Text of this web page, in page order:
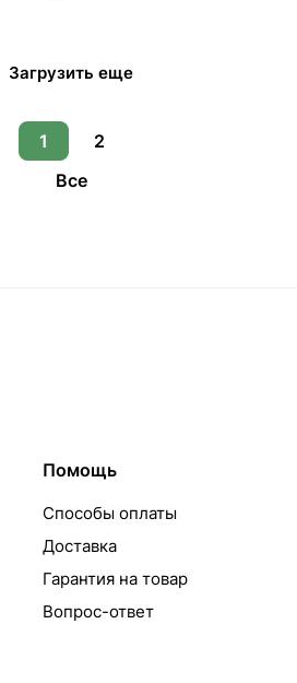
Загрузить еще
1
2
Все
Помощь
Способы оплаты
Доставка
Гарантия на товар
Вопрос-ответ